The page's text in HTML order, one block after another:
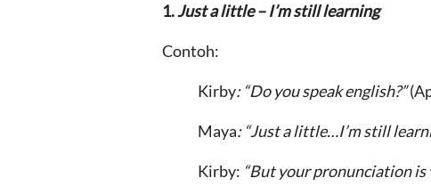
1.Just a little – I’m still learning
Contoh:
Kirby: “Do you speak english?”
Maya: “Just a little…I’m still
Kirby: “But your pronunciation is